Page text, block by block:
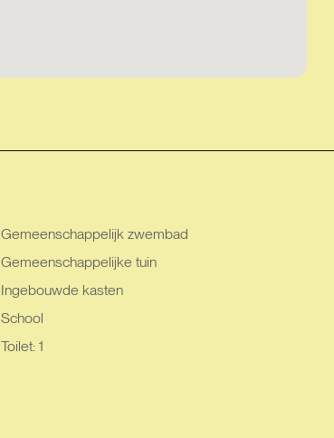
Gemeenschappelijk zwembad
Gemeenschappelijke tuin
Ingebouwde kasten
School
Toilet: 1